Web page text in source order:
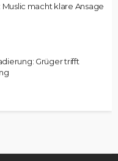
macht klare Ansage
Grüger trifft